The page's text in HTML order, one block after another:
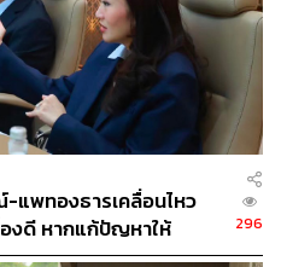
พทองธารเคลื่อนไหว
งดี หากแก้ปัญหาให้
296